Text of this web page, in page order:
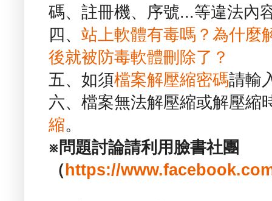
碼、註冊機、序號...等違法內
四、 站上軟體有毒嗎？為什麼
後就被防毒軟體刪除了？
五、如須檔案解壓縮密碼請輸
六、檔案無法解壓縮或解壓縮
縮。
※問題討論請利用臉書社團
（ https://